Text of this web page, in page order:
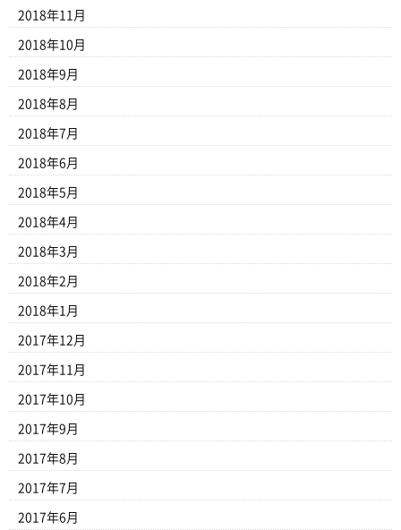
2018年11月
2018年10月
2018年9月
2018年8月
2018年7月
2018年6月
2018年5月
2018年4月
2018年3月
2018年2月
2018年1月
2017年12月
2017年11月
2017年10月
2017年9月
2017年8月
2017年7月
2017年6月